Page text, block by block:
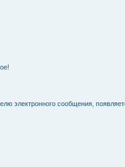
электронного сообщения,